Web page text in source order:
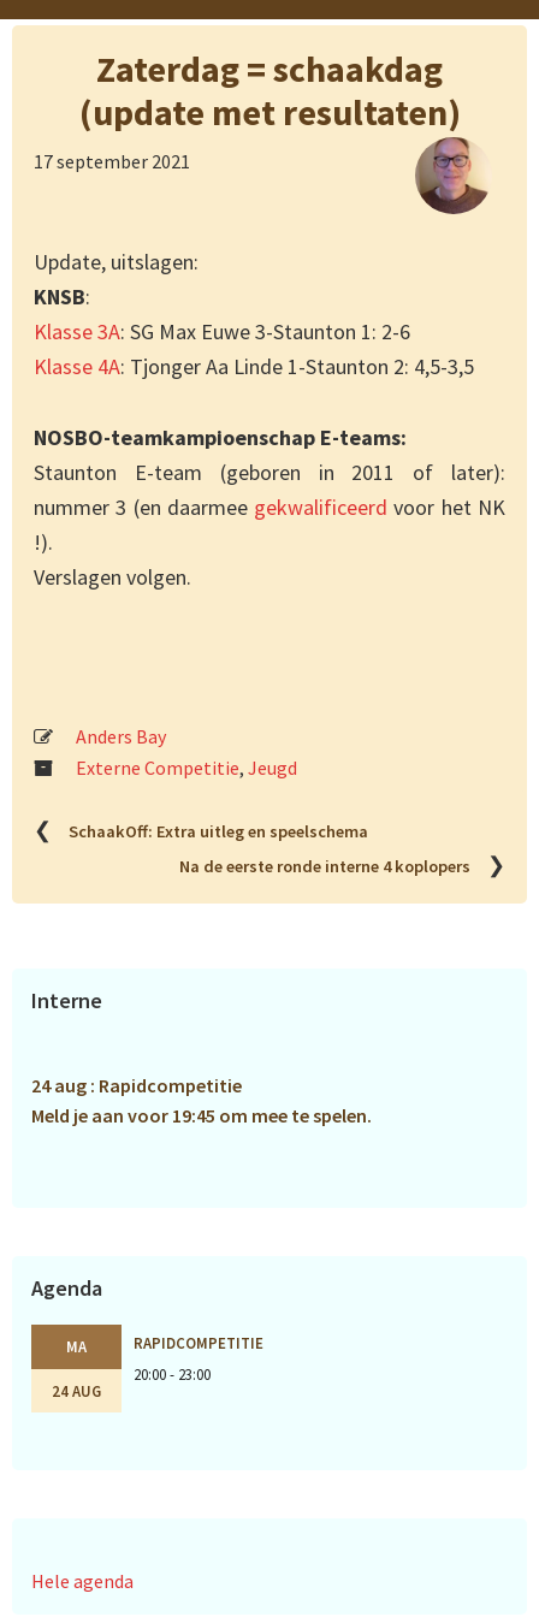
Zaterdag = schaakdag
(update met resultaten)
17 september 2021
Update, uitslagen:
KNSB:
Klasse 3A: SG Max Euwe 3-Staunton 1: 2-6
Klasse 4A: Tjonger Aa Linde 1-Staunton 2: 4,5-3,5
NOSBO-teamkampioenschap E-teams:
Staunton E-team (geboren in 2011 of later):
nummer 3 (en daarmee gekwalificeerd voor het NK
!).
Verslagen volgen.
Anders Bay
Externe Competitie, Jeugd
❮
SchaakOff: Extra uitleg en speelschema
Na de eerste ronde interne 4 koplopers
❯
Primaire
Interne
24 aug : Rapidcompetitie
Meld je aan voor 19:45 om mee te spelen.
Agenda
MA
24 AUG
RAPIDCOMPETITIE
20:00 - 23:00
Hele agenda